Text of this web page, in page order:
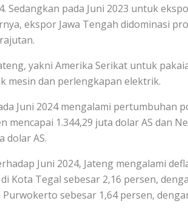
Sedangkan pada Juni 2023 untuk
ekspor Jawa Tengah didominasi
yakni Amerika Serikat untuk
mesin dan perlengkapan elektrik.
Juni 2024 mengalami pertumbuhan
1.344,29 juta dolar AS dan
dolar AS.
Juni 2024, Jateng mengalami
Kota Tegal sebesar 2,16 persen,
sebesar 1,64 persen,